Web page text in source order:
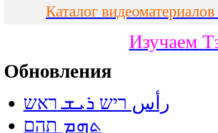
Каталог
Изучаем
Обновления
رأس ריש ܪܝܫ ראש
ܬܗܡ תהם